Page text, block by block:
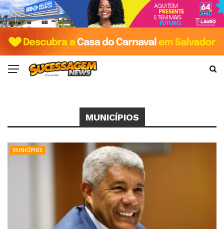
MUNICÍPIOS
MUNICÍPIOS